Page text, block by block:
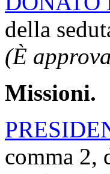
della
(È
Missioni.
comma 2,